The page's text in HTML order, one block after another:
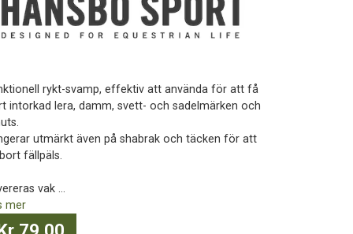
rykt-svamp, effektiv att använda för att få
intorkad lera, damm, svett- och sadelmärken och
utmärkt även på shabrak och täcken för att
fällpäls.
vak ...
mer